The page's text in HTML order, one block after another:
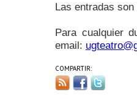
Las entradas
Para cualquier
email:
COMPARTIR: